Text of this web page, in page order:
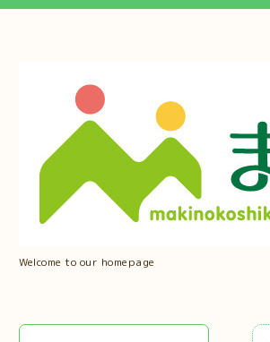
Welcome to our homepage